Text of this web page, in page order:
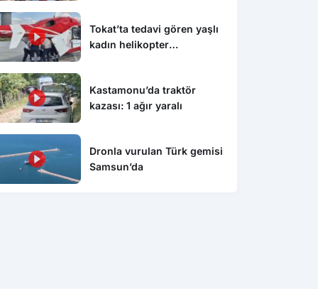
Tokat’ta tedavi gören yaşlı
kadın helikopter
Kastamonu’da traktör
kazası: 1 ağır yaralı
Dronla vurulan Türk gemisi
Samsun’da